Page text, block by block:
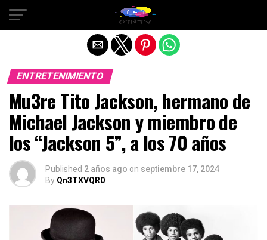
ENTRETENIMIENTO
Mu3re Tito Jackson, hermano de
Michael Jackson y miembro de
los “Jackson 5”, a los 70 años
Published 2 años ago on septiembre 17, 2024
By Qn3TXVQR0
Salir de la versión móvil